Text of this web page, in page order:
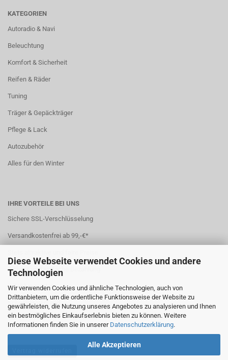
Diese Webseite verwendet Cookies und andere
Technologien
Wir verwenden Cookies und ähnliche Technologien, auch von
Drittanbietern, um die ordentliche Funktionsweise der Website zu
gewährleisten, die Nutzung unseres Angebotes zu analysieren und Ihnen
ein bestmögliches Einkaufserlebnis bieten zu können. Weitere
Informationen finden Sie in unserer Datenschutzerklärung.
Alle Akzeptieren
KATEGORIEN
Autoradio & Navi
Beleuchtung
Komfort & Sicherheit
Reifen & Räder
Tuning
Träger & Gepäckträger
Pflege & Lack
Autozubehör
Alles für den Winter
IHRE VORTEILE BEI UNS
Sichere SSL-Verschlüsselung
Versandkostenfrei ab 99,-€*
Sichere und einfache Bezahlung
7 Zahlungsarten
Schneller Versand
*(Ausland abweichend)